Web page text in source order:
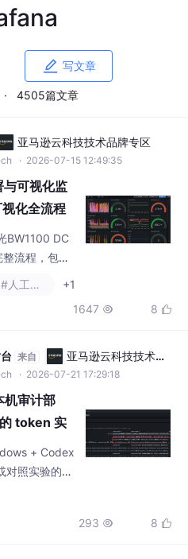
 写文章
· 4505篇文章
亚马逊云科技技术品牌专区
· 2026-07-15 12:49:35
可视化监
化全流程
BW1100 DC
流程，包括
DCU（8卡）
全链路
#人工智能
+1
1647  8 
来自
亚马逊云科技技术品
· 2026-07-21 17:29:18
审计部
token 实
+ Codex
对照实验的
中按轮查看
293  8 